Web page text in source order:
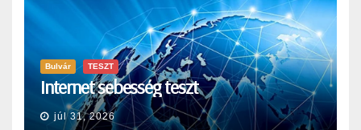
Bulvár TESZT
Internet sebesség teszt
júl 31, 2026